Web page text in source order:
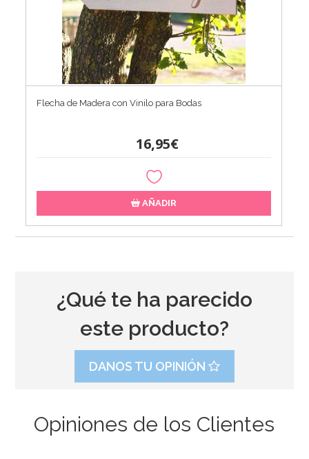
Flecha de Madera con Vinilo para Bodas
16,95€
AÑADIR
¿Qué te ha parecido
este producto?
DANOS TU OPINIÓN
Opiniones de los Clientes